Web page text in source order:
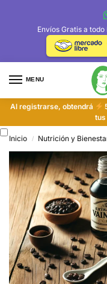
Envíos Gratis a
MENU
Al registrarse, obtendrá
tus
Inicio / Nutrición y